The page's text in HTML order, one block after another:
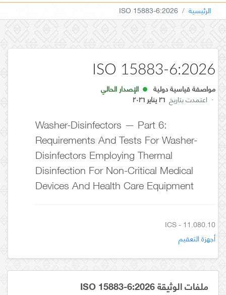
الرئيسية ISO 15883-6:2026
ISO 15883-6:2026
مواصفة قياسية دولية
الإصدار الحالي
· اعتمدت بتاريخ ٢٦ يناير ٢٠٢٦
Washer-Disinfectors — Part 6:
Requirements And Tests For Washer-
Disinfectors Employing Thermal
Disinfection For Non-Critical Medical
Devices And Health Care Equipment
ICS - 11.080.10
أجهزة التعقيم
ملفات الوثيقة ISO 15883-6:2026